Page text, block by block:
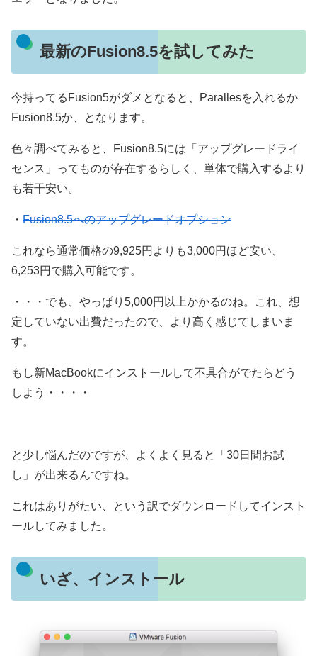
最新のFusion8.5を試してみた
今持ってるFusion5がダメとなると、Parallesを入れるか
Fusion8.5か、となります。
色々調べてみると、Fusion8.5には「アップグレードライ
センス」ってものが存在するらしく、単体で購入するより
も若干安い。
・ Fusion8.5へのアップグレードオプション
これなら通常価格の9,925円よりも3,000円ほど安い、
6,253円で購入可能です。
・・・でも、やっぱり5,000円以上かかるのね。これ、想
定していない出費だったので、より高く感じてしまいま
す。
もし新MacBookにインストールして不具合がでたらどう
しよう・・・・
と少し悩んだのですが、よくよく見ると「30日間お試
し」が出来るんですね。
これはありがたい、という訳でダウンロードしてインスト
ールしてみました。
いざ、インストール